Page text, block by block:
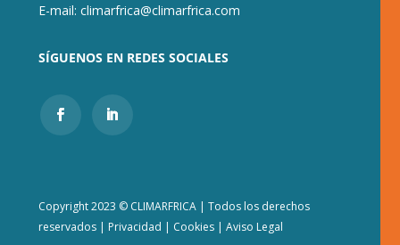
E-mail: climarfrica@climarfrica.com
SÍGUENOS EN REDES SOCIALES
Copyright 2023 © CLIMARFRICA | Todos los derechos
reservados | Privacidad | Cookies | Aviso Legal